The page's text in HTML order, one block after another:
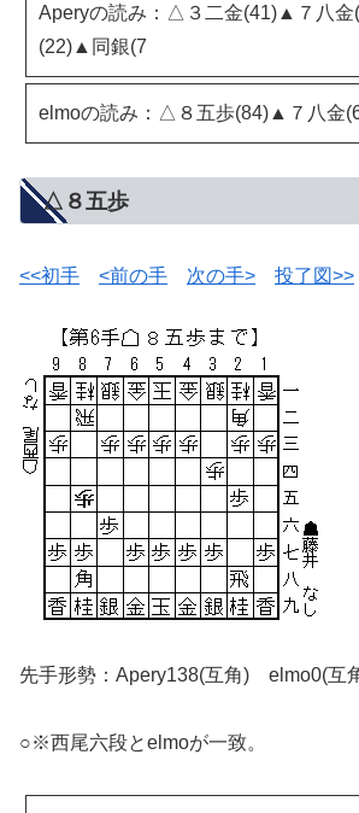
Aperyの読み：△３二金(41)▲７八
(22)▲同銀(7
elmoの読み：△８五歩(84)▲７八金
△８五歩
<<初手 <前の手 次の手> 投了図>>
先手形勢：Apery138(互角) elmo0(互
○※西尾六段とelmoが一致。